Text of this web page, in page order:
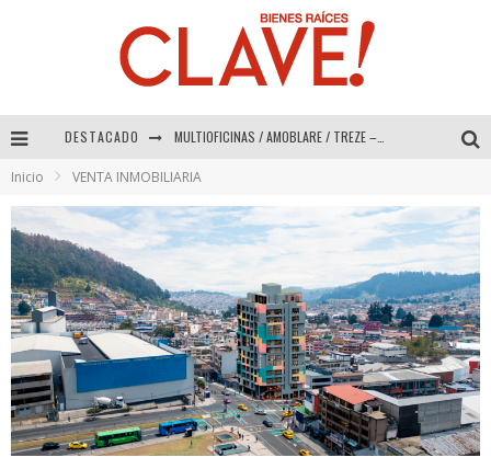
DESTACADO
MULTIOFICINAS / AMOBLARE / TREZE – Especial Interiorismo & Decoración 2026
COLINEAL – Especial Interiorismo & Decoración 2026
ADRIANA HOYOS DESIGN STUDIO – Especial Interiorismo & Decoración 2026
Inicio VENTA INMOBILIARIA